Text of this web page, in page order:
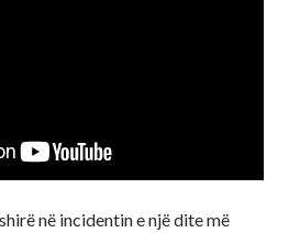
në incidentin e një dite më